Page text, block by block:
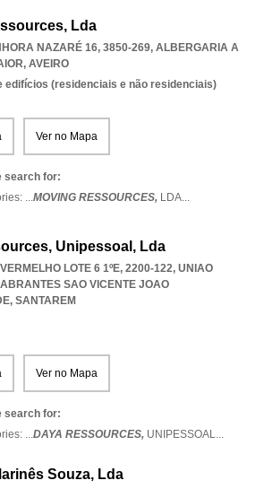
Lda
NAZARÉ 16, 3850-269, ALBERGARIA A
, AVEIRO
edifícios (residenciais e não residenciais)
Ver no Mapa
search for:
...MOVING RESSOURCES, LDA...
Unipessoal, Lda
LOTE 6 1ºE, 2200-122, UNIAO
SAO VICENTE JOAO
, SANTAREM
Ver no Mapa
search for:
...DAYA RESSOURCES, UNIPESSOAL...
Souza, Lda